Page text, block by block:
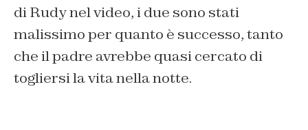
di Rudy nel video, i due sono stati
malissimo per quanto è successo, tanto
che il padre avrebbe quasi cercato di
togliersi la vita nella notte.